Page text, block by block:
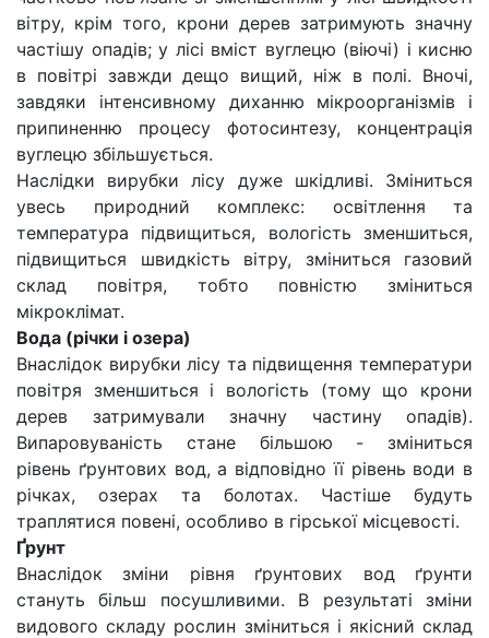
вітру, крім того, крони дерев затримують значну
частішу опадів; у лісі вміст вуглецю (віючі) і кисню
в повітрі завжди дещо вищий, ніж в полі. Вночі,
завдяки інтенсивному диханню мікроорганізмів і
припиненню процесу фотосинтезу, концентрація
вуглецю збільшується.
Наслідки вирубки лісу дуже шкідливі. Зміниться
увесь природний комплекс: освітлення та
температура підвищиться, вологість зменшиться,
підвищиться швидкість вітру, зміниться газовий
склад повітря, тобто повністю зміниться
мікроклімат.
Вода (річки і озера)
Внаслідок вирубки лісу та підвищення температури
повітря зменшиться і вологість (тому що крони
дерев затримували значну частину опадів).
Випаровуваність стане більшою - зміниться
рівень ґрунтових вод, а відповідно її рівень води в
річках, озерах та болотах. Частіше будуть
траплятися повені, особливо в гірської місцевості.
Ґрунт
Внаслідок зміни рівня ґрунтових вод ґрунти
стануть більш посушливими. В результаті зміни
видового складу рослин зміниться і якісний склад